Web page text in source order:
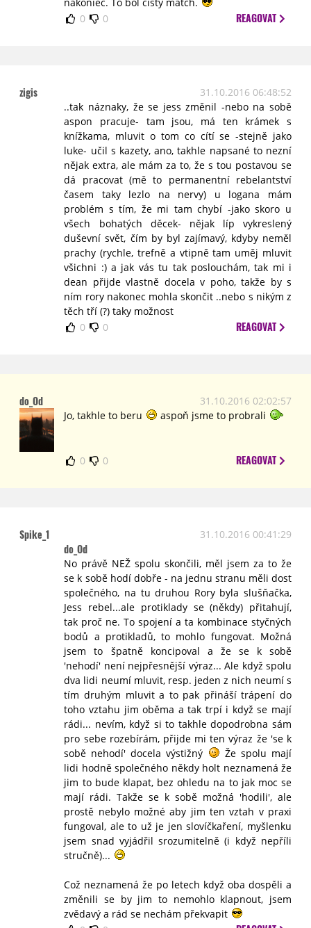
0
0 REAGOVAT
zigis
31.10.2016 06:48:52
..tak náznaky, že se jess změnil -nebo na sobě
aspon pracuje- tam jsou, má ten krámek s
knížkama, mluvit o tom co cítí se -stejně jako
luke- učil s kazety, ano, takhle napsané to nezní
nějak extra, ale mám za to, že s tou postavou se
dá pracovat (mě to permanentní rebelantství
časem taky lezlo na nervy) u logana mám
problém s tím, že mi tam chybí -jako skoro u
všech bohatých děcek- nějak líp vykreslený
duševní svět, čím by byl zajímavý, kdyby neměl
prachy (rychle, trefně a vtipně tam uměj mluvit
všichni :) a jak vás tu tak poslouchám, tak mi i
dean přijde vlastně docela v poho, takže by s
ním rory nakonec mohla skončit ..nebo s nikým z
těch tří (?) taky možnost
0
0 REAGOVAT
do_Od
31.10.2016 02:02:57
Jo, takhle to beru
aspoň jsme to probrali
0 0 REAGOVAT
Spike_1 31.10.2016 00:41:29
do_Od
No právě NEŽ spolu skončili, měl jsem za to že
se k sobě hodí dobře - na jednu stranu měli dost
společného, na tu druhou Rory byla slušňačka,
Jess rebel...ale protiklady se (někdy) přitahují,
tak proč ne. To spojení a ta kombinace styčných
bodů a protikladů, to mohlo fungovat. Možná
jsem to špatně koncipoval a že se k sobě
'nehodí' není nejpřesnější výraz... Ale když spolu
dva lidi neumí mluvit, resp. jeden z nich neumí s
tím druhým mluvit a to pak přináší trápení do
toho vztahu jim oběma a tak trpí i když se mají
rádi... nevím, když si to takhle dopodrobna sám
pro sebe rozebírám, přijde mi ten výraz že 'se k
sobě nehodí' docela výstižný
Že spolu mají
lidi hodně společného někdy holt neznamená že
jim to bude klapat, bez ohledu na to jak moc se
mají rádi. Takže se k sobě možná 'hodili', ale
prostě nebylo možné aby jim ten vztah v praxi
fungoval, ale to už je jen slovíčkaření, myšlenku
jsem snad vyjádřil srozumitelně (i když nepříli
stručně)...
Což neznamená že po letech když oba dospěli a
změnili se by jim to nemohlo klapnout, jsem
zvědavý a rád se nechám překvapit